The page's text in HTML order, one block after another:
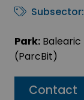
Contact
Subsector:
Park:
(ParcBit)